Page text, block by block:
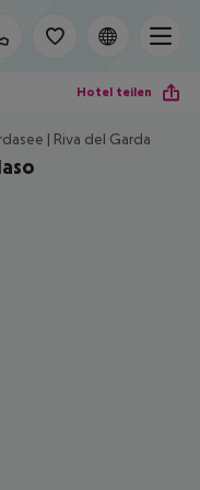
Hotel teilen
| Riva del Garda